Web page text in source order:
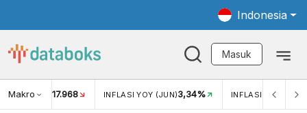
Indonesia
Masuk
Makro
USD/IDR17.968 INFLASI YOY (JUN)3,34% INFLASI MOM